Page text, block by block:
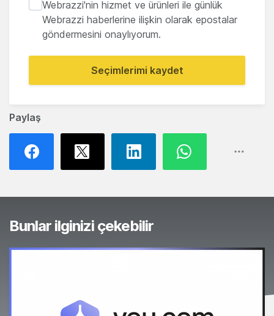
Paylaş
Webrazzi'nin hizmet ve ürünleri ile günlük
Webrazzi haberlerine ilişkin olarak epostalar
göndermesini onaylıyorum.
Seçimlerimi kaydet
Bunlar ilginizi çekebilir